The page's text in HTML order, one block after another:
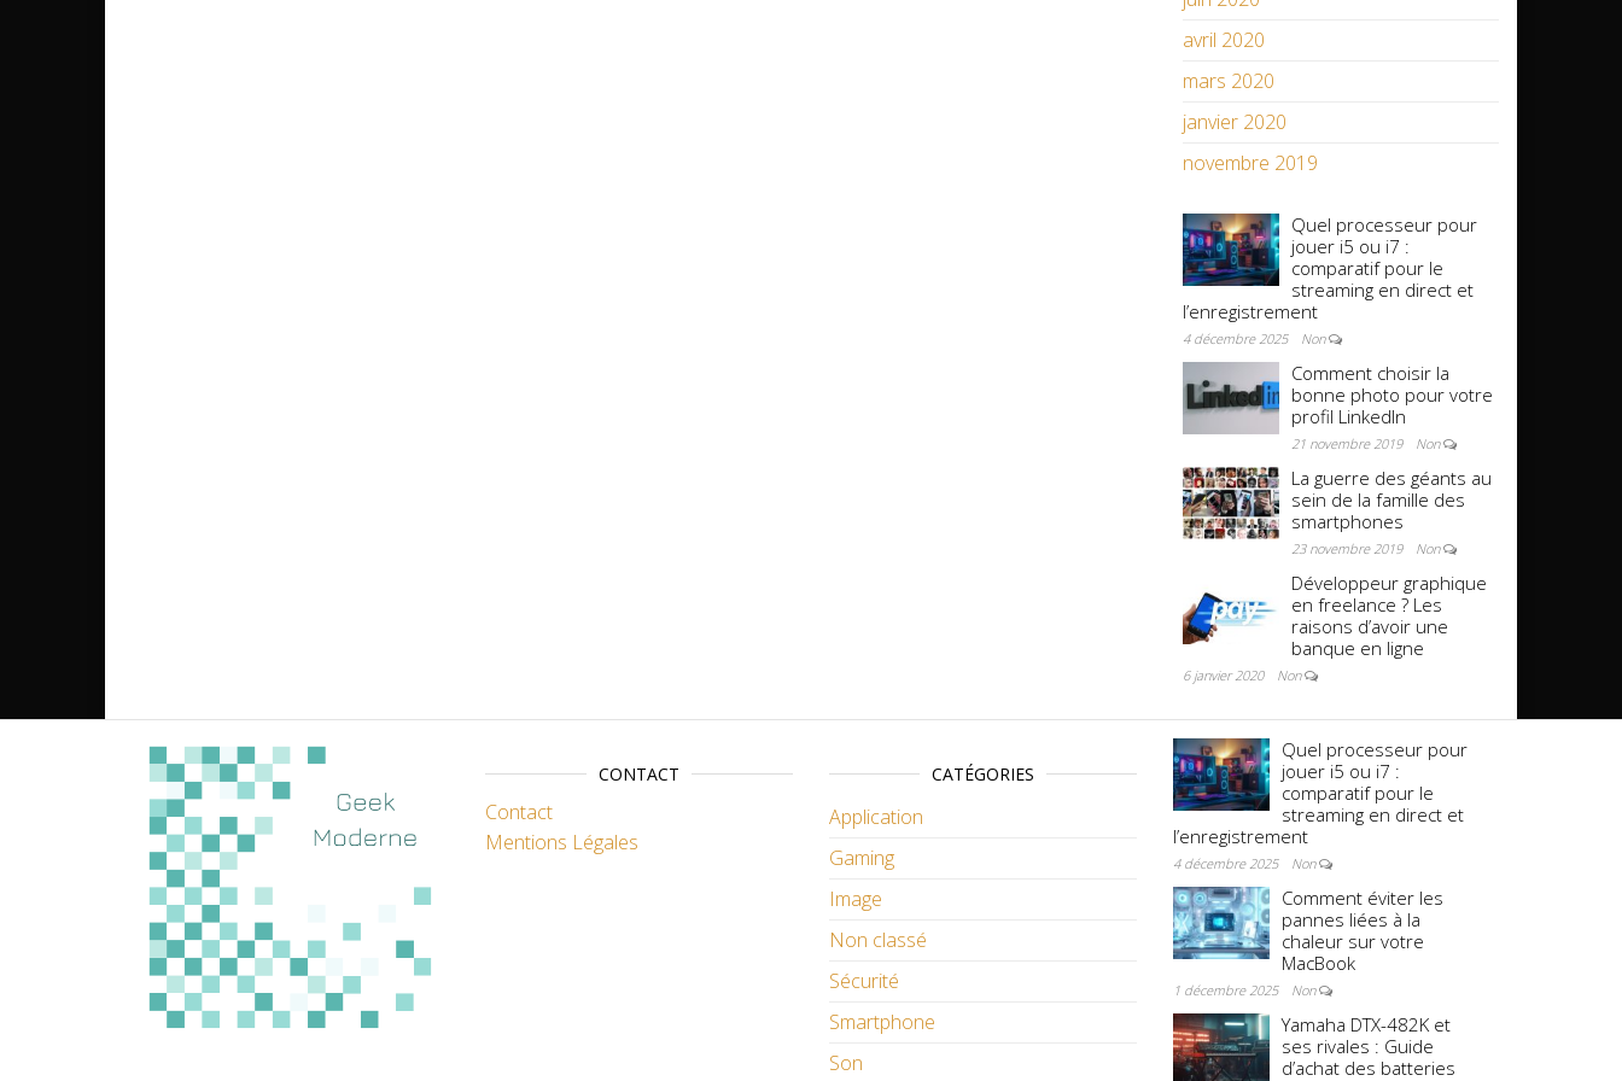
avril 2020
mars 2020
janvier 2020
novembre 2019
Quel processeur pour
jouer i5 ou i7 :
comparatif pour le
streaming en direct et
l’enregistrement
4 décembre 2025 Non
Comment choisir la
bonne photo pour votre
profil LinkedIn
21 novembre 2019 Non
La guerre des géants au
sein de la famille des
smartphones
23 novembre 2019 Non
Développeur graphique
en freelance ? Les
raisons d’avoir une
banque en ligne
6 janvier 2020 Non
CONTACT
Contact
Mentions Légales
CATÉGORIES
Application
Gaming
Image
Non classé
Sécurité
Smartphone
Son
Quel processeur pour
jouer i5 ou i7 :
comparatif pour le
streaming en direct et
l’enregistrement
4 décembre 2025 Non
Comment éviter les
pannes liées à la
chaleur sur votre
MacBook
1 décembre 2025 Non
Yamaha DTX-482K et
ses rivales : Guide
d’achat des batteries